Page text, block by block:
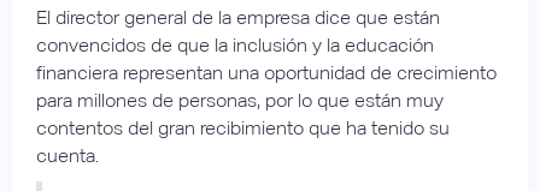
El director general de la empresa dice que están
convencidos de que la inclusión y la educación
financiera representan una oportunidad de crecimiento
para millones de personas, por lo que están muy
contentos del gran recibimiento que ha tenido su
cuenta.